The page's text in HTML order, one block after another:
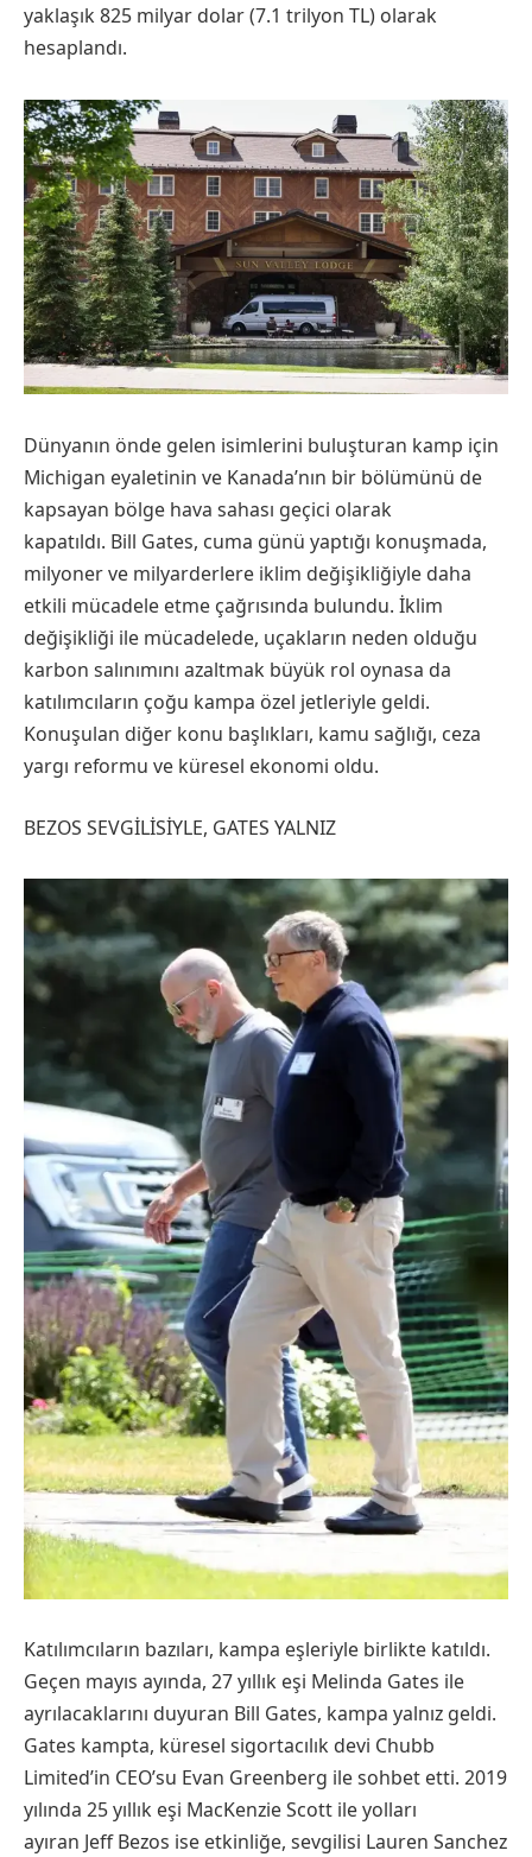
yaklaşık 825 milyar dolar (7.1 trilyon TL) olarak
hesaplandı.
Dünyanın önde gelen isimlerini buluşturan kamp için
Michigan eyaletinin ve Kanada’nın bir bölümünü de
kapsayan bölge hava sahası geçici olarak
kapatıldı. Bill Gates, cuma günü yaptığı konuşmada,
milyoner ve milyarderlere iklim değişikliğiyle daha
etkili mücadele etme çağrısında bulundu. İklim
değişikliği ile mücadelede, uçakların neden olduğu
karbon salınımını azaltmak büyük rol oynasa da
katılımcıların çoğu kampa özel jetleriyle geldi.
Konuşulan diğer konu başlıkları, kamu sağlığı, ceza
yargı reformu ve küresel ekonomi oldu.
BEZOS SEVGİLİSİYLE, GATES YALNIZ
Katılımcıların bazıları, kampa eşleriyle birlikte katıldı.
Geçen mayıs ayında, 27 yıllık eşi Melinda Gates ile
ayrılacaklarını duyuran Bill Gates, kampa yalnız geldi.
Gates kampta, küresel sigortacılık devi Chubb
Limited’in CEO’su Evan Greenberg ile sohbet etti. 2019
yılında 25 yıllık eşi MacKenzie Scott ile yolları
ayıran Jeff Bezos ise etkinliğe, sevgilisi Lauren Sanchez